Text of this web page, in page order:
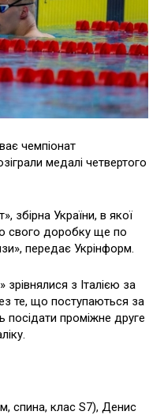
чемпіонат
медалі четвертого
збірна України, в якої
свого доробку ще по
передає Укрінформ.
з Італією за
те, що поступаються за
проміжне друге
спина, клас S7), Денис